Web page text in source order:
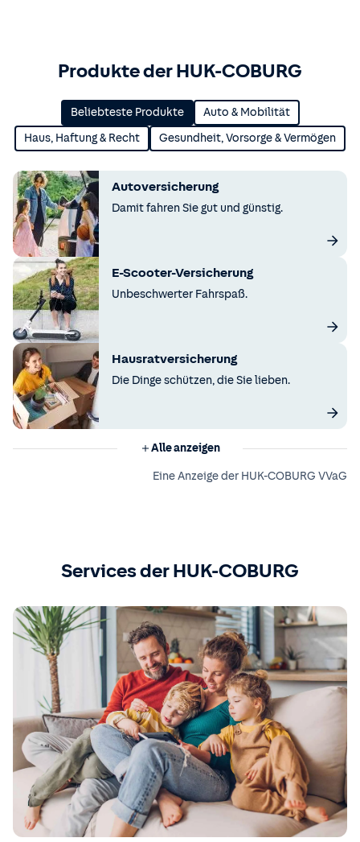
Produkte der HUK-COBURG
Beliebteste Produkte Auto & Mobilität
Haus, Haftung & Recht Gesundheit, Vorsorge & Vermögen
Autoversicherung
Damit fahren Sie gut und günstig.
E-Scooter-Versicherung
Unbeschwerter Fahrspaß.
Hausratversicherung
Die Dinge schützen, die Sie lieben.
Alle anzeigen
Eine Anzeige der HUK-COBURG VVaG
Services der HUK-COBURG